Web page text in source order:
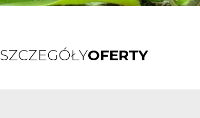
SZCZEGÓŁYOFERTY